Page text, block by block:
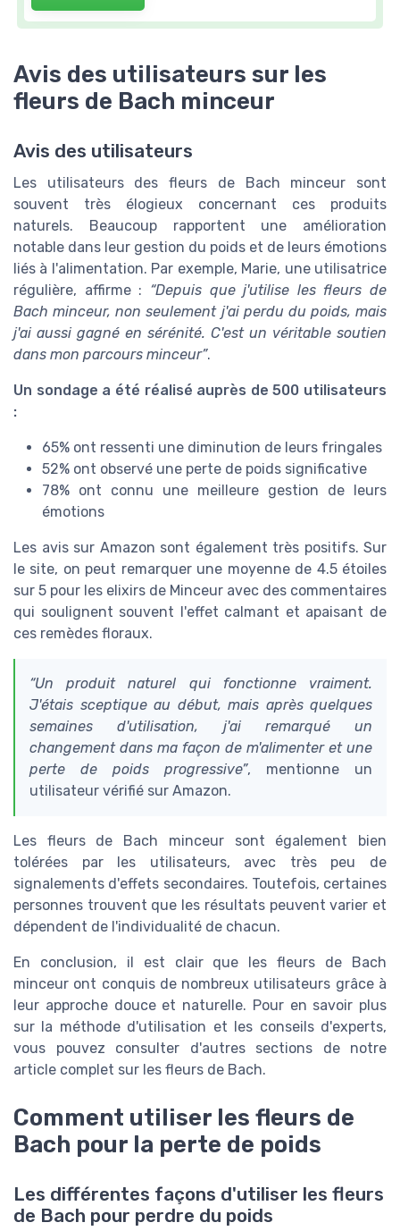
Avis des utilisateurs sur les
fleurs de Bach minceur
Avis des utilisateurs
Les utilisateurs des fleurs de Bach minceur sont
souvent très élogieux concernant ces produits
naturels. Beaucoup rapportent une amélioration
notable dans leur gestion du poids et de leurs émotions
liés à l'alimentation. Par exemple, Marie, une utilisatrice
régulière, affirme : “Depuis que j'utilise les fleurs de
Bach minceur, non seulement j'ai perdu du poids, mais
j'ai aussi gagné en sérénité. C'est un véritable soutien
dans mon parcours minceur”.
Un sondage a été réalisé auprès de 500 utilisateurs
:
65% ont ressenti une diminution de leurs fringales
52% ont observé une perte de poids significative
78% ont connu une meilleure gestion de leurs
émotions
Les avis sur Amazon sont également très positifs. Sur
le site, on peut remarquer une moyenne de 4.5 étoiles
sur 5 pour les elixirs de Minceur avec des commentaires
qui soulignent souvent l'effet calmant et apaisant de
ces remèdes floraux.
“Un produit naturel qui fonctionne vraiment.
J'étais sceptique au début, mais après quelques
semaines d'utilisation, j'ai remarqué un
changement dans ma façon de m'alimenter et une
perte de poids progressive”, mentionne un
utilisateur vérifié sur Amazon.
Les fleurs de Bach minceur sont également bien
tolérées par les utilisateurs, avec très peu de
signalements d'effets secondaires. Toutefois, certaines
personnes trouvent que les résultats peuvent varier et
dépendent de l'individualité de chacun.
En conclusion, il est clair que les fleurs de Bach
minceur ont conquis de nombreux utilisateurs grâce à
leur approche douce et naturelle. Pour en savoir plus
sur la méthode d'utilisation et les conseils d'experts,
vous pouvez consulter d'autres sections de notre
article complet sur les fleurs de Bach.
Comment utiliser les fleurs de
Bach pour la perte de poids
Les différentes façons d'utiliser les fleurs
de Bach pour perdre du poids